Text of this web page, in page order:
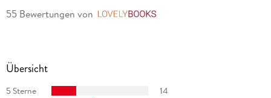
55 Bewertungen von
Übersicht
5 Sterne
14